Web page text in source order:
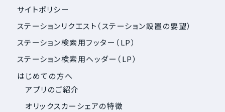
サイトポリシー
ステーションリクエスト（ステーション設置の要望）
ステーション検索用フッター（LP）
ステーション検索用ヘッダー（LP）
はじめての方へ
アプリのご紹介
オリックスカーシェアの特徴